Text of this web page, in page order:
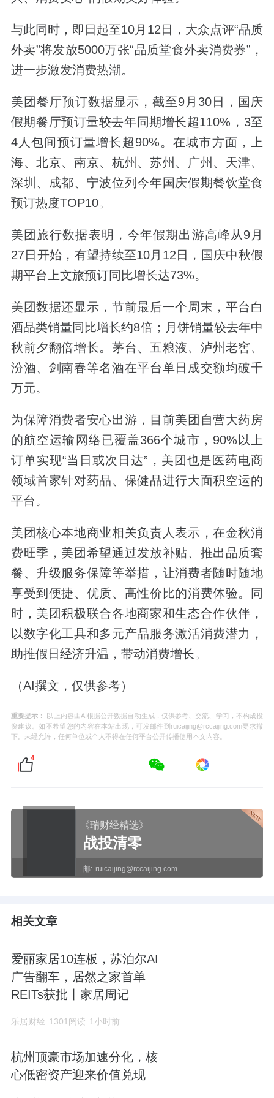
与此同时，即日起至10月12日，大众点评“品质
外卖”将发放5000万张“品质堂食外卖消费券”，
进一步激发消费热潮。
美团餐厅预订数据显示，截至9月30日，国庆
假期餐厅预订量较去年同期增长超110%，3至
4人包间预订量增长超90%。在城市方面，上
海、北京、南京、杭州、苏州、广州、天津、
深圳、成都、宁波位列今年国庆假期餐饮堂食
预订热度TOP10。
美团旅行数据表明，今年假期出游高峰从9月
27日开始，有望持续至10月12日，国庆中秋假
期平台上文旅预订同比增长达73%。
美团数据还显示，节前最后一个周末，平台白
酒品类销量同比增长约8倍；月饼销量较去年中
秋前夕翻倍增长。茅台、五粮液、泸州老窖、
汾酒、剑南春等名酒在平台单日成交额均破千
万元。
为保障消费者安心出游，目前美团自营大药房
的航空运输网络已覆盖366个城市，90%以上
订单实现“当日或次日达”，美团也是医药电商
领域首家针对药品、保健品进行大面积空运的
平台。
美团核心本地商业相关负责人表示，在金秋消
费旺季，美团希望通过发放补贴、推出品质套
餐、升级服务保障等举措，让消费者随时随地
享受到便捷、优质、高性价比的消费体验。同
时，美团积极联合各地商家和生态合作伙伴，
以数字化工具和多元产品服务激活消费潜力，
助推假日经济升温，带动消费增长。
（AI撰文，仅供参考）
重要提示：
以上内容由AI根据公开数据自动生成，仅供参考、交流、学习，不构成投
资建议。如不希望您的内容在本站出现，可发邮件到ruicaijing@rccaijing.com要求撤
下。未经允许，任何单位或个人不得在任何平台公开传播使用本文内容。
4
《瑞财经精选》
战投清零
邮: ruicaijing@rccaijing.com
相关文章
爱丽家居10连板，苏泊尔AI
广告翻车，居然之家首单
REITs获批丨家居周记
乐居财经 1301阅读 1小时前
杭州顶豪市场加速分化，核
心低密资产迎来价值兑现